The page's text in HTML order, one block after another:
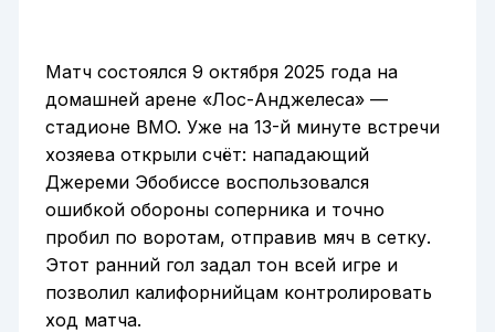
Матч состоялся 9 октября 2025 года на
домашней арене «Лос-Анджелеса» —
стадионе BMO. Уже на 13-й минуте встречи
хозяева открыли счёт: нападающий
Джереми Эбобиссе воспользовался
ошибкой обороны соперника и точно
пробил по воротам, отправив мяч в сетку.
Этот ранний гол задал тон всей игре и
позволил калифорнийцам контролировать
ход матча.